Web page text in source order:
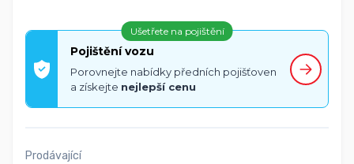
Ušetřete na pojištění
Pojištění vozu
Porovnejte nabídky předních pojišťoven
a získejte nejlepší cenu
Prodávající